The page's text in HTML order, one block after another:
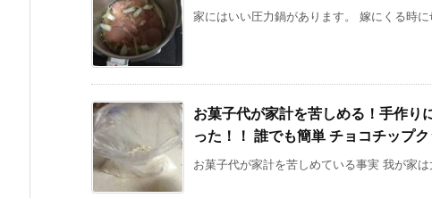
家にはいい圧力鍋があります。 嫁にくる時
お菓子代が家計を苦しめる！手作り
った！！ 誰でも簡単 チョコチップ
お菓子代が家計を苦しめている事実 我が家